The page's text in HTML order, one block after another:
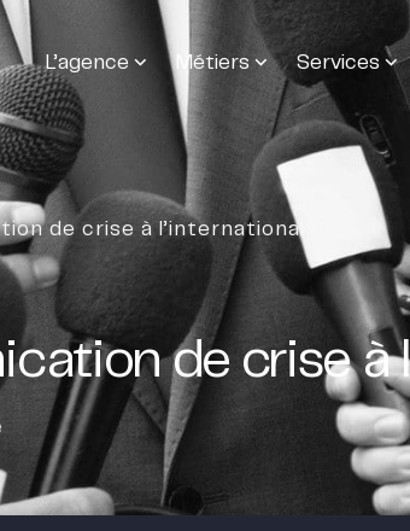
L’agence Métiers Services
de crise à l’international ?
de crise à